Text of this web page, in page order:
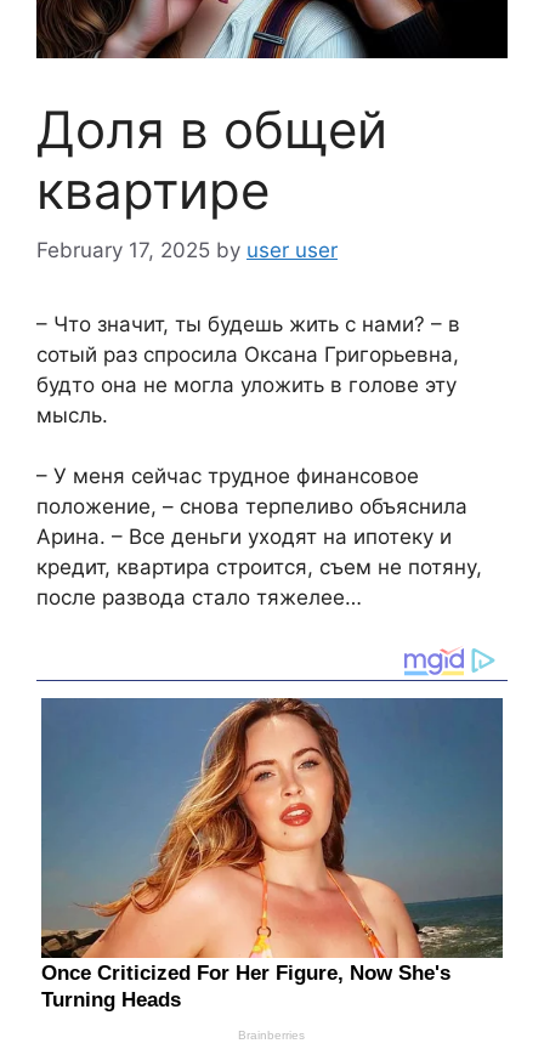
Доля в общей
квартире
February 17, 2025 by user user
– Что значит, ты будешь жить с нами? – в
сотый раз спросила Оксана Григорьевна,
будто она не могла уложить в голове эту
мысль.
– У меня сейчас трудное финансовое
положение, – снова терпеливо объяснила
Арина. – Все деньги уходят на ипотеку и
кредит, квартира строится, съем не потяну,
после развода стало тяжелее…